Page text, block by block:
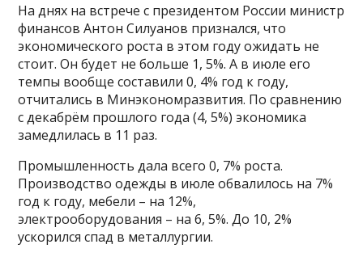
На днях на встрече с президентом России министр
финансов Антон Силуанов признался, что
экономического роста в этом году ожидать не
стоит. Он будет не больше 1, 5%. А в июле его
темпы вообще составили 0, 4% год к году,
отчитались в Минэкономразвития. По сравнению
с декабрём прошлого года (4, 5%) экономика
замедлилась в 11 раз.
Промышленность дала всего 0, 7% роста.
Производство одежды в июле обвалилось на 7%
год к году, мебели – на 12%,
электрооборудования – на 6, 5%. До 10, 2%
ускорился спад в металлургии.